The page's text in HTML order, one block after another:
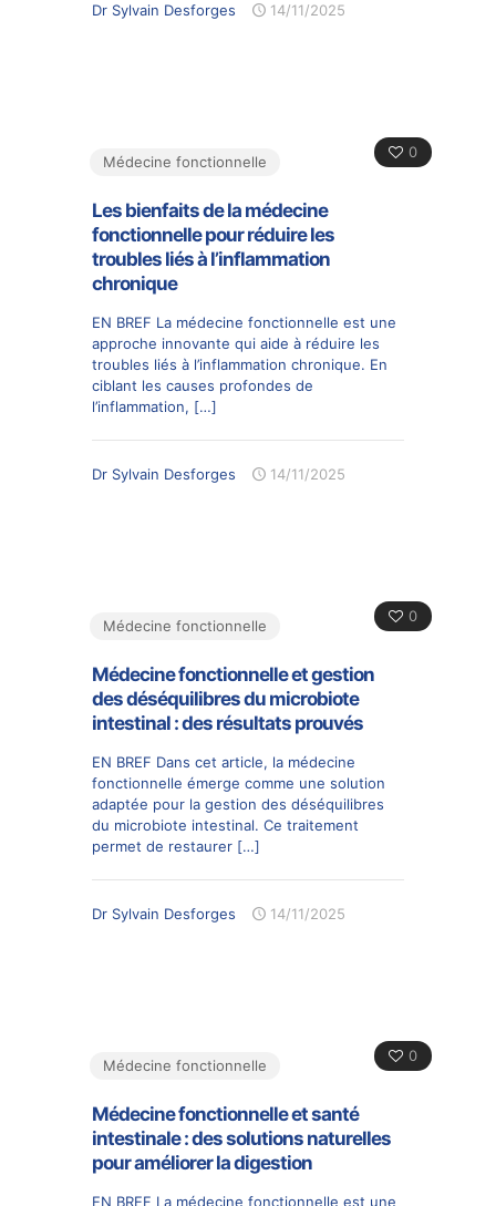
Dr Sylvain Desforges 14/11/2025
0
Médecine fonctionnelle
Les bienfaits de la médecine
fonctionnelle pour réduire les
troubles liés à l’inflammation
chronique
EN BREF La médecine fonctionnelle est une
approche innovante qui aide à réduire les
troubles liés à l’inflammation chronique. En
ciblant les causes profondes de
l’inflammation, […]
Dr Sylvain Desforges 14/11/2025
0
Médecine fonctionnelle
Médecine fonctionnelle et gestion
des déséquilibres du microbiote
intestinal : des résultats prouvés
EN BREF Dans cet article, la médecine
fonctionnelle émerge comme une solution
adaptée pour la gestion des déséquilibres
du microbiote intestinal. Ce traitement
permet de restaurer […]
Dr Sylvain Desforges 14/11/2025
0
Médecine fonctionnelle
Médecine fonctionnelle et santé
intestinale : des solutions naturelles
pour améliorer la digestion
EN BREF La médecine fonctionnelle est une